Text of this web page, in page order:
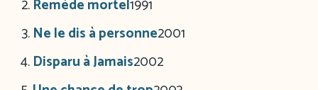
Remède mortel1991
Ne le dis à personne2001
Disparu à Jamais2002